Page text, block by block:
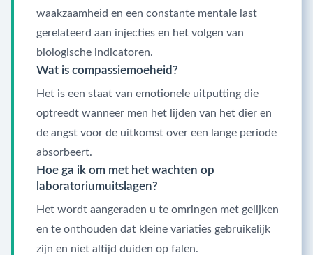
waakzaamheid en een constante mentale last
gerelateerd aan injecties en het volgen van
biologische indicatoren.
Wat is compassiemoeheid?
Het is een staat van emotionele uitputting die
optreedt wanneer men het lijden van het dier en
de angst voor de uitkomst over een lange periode
absorbeert.
Hoe ga ik om met het wachten op
laboratoriumuitslagen?
Het wordt aangeraden u te omringen met gelijken
en te onthouden dat kleine variaties gebruikelijk
zijn en niet altijd duiden op falen.